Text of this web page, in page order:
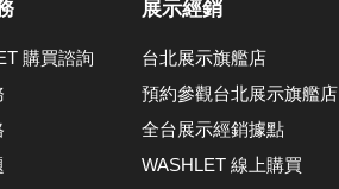
購買諮詢
展示經銷
台北展示旗艦店
預約參觀台北展示旗艦店
全台展示經銷據點
WASHLET 線上購買